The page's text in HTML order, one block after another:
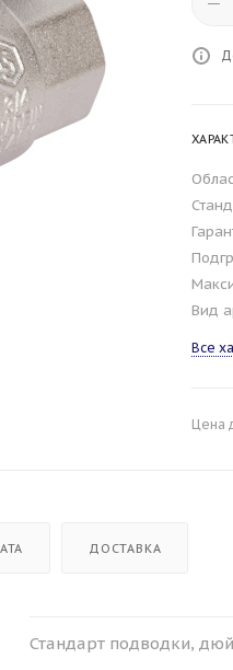
Вид
Все
Цена
ДОСТАВКА
Стандарт подводки,